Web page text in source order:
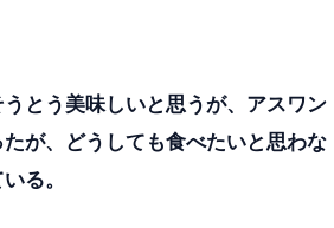
とう美味しいと思うが、アスワン
が、どうしても食べたいと思わな
る。